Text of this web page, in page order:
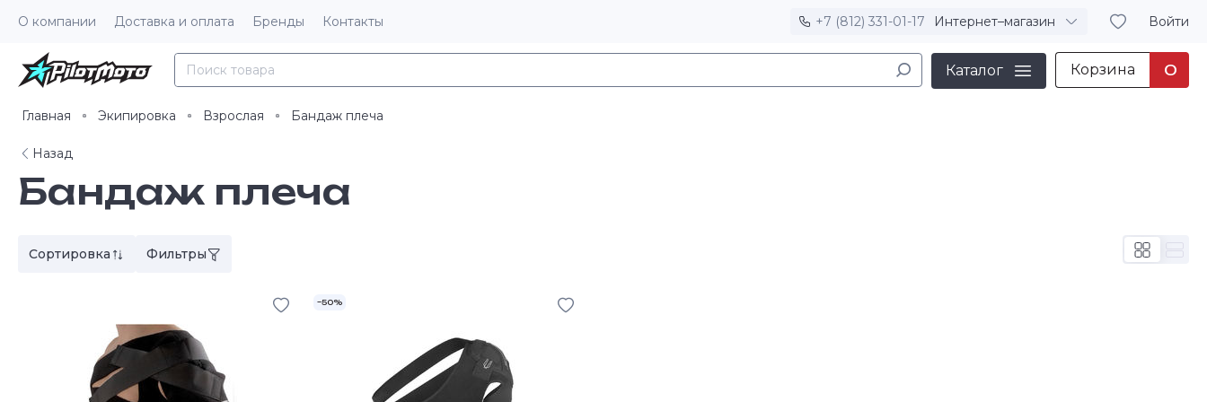
О компании Доставка и оплата Бренды Контакты +7 (812) 331-01-17 Интернет–магазин Войти
Каталог Корзина 0
Главная Экипировка Взрослая Бандаж плеча
Назад
Бандаж плеча
Сортировка Фильтры
–50%